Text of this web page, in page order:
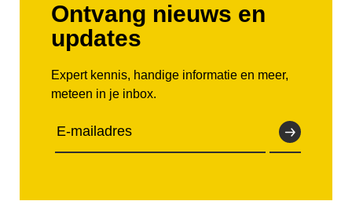
Ontvang nieuws en
updates
Expert kennis, handige informatie en meer,
meteen in je inbox.